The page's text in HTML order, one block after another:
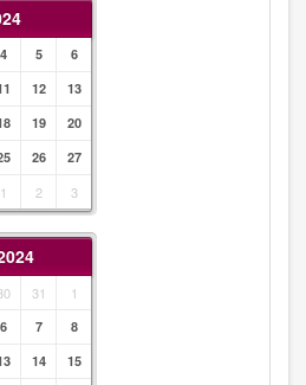
4 5
6
12
13
19
20
26
27
1 2 3
31 1
6 7
8
14
15